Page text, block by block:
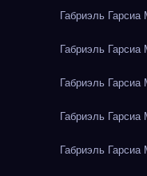
Габриэль
Габриэль
Габриэль
Габриэль
Габриэль